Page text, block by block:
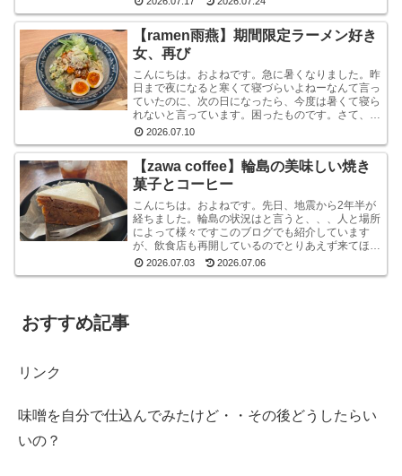
齢？ストレス？？結...
【ramen雨燕】期間限定ラーメン好き
女、再び
こんにちは。およねです。急に暑くなりました。昨
日まで夜になると寒くて寝づらいよねーなんて言っ
ていたのに、次の日になったら、今度は暑くて寝ら
れないと言っています。困ったものです。さて、先
日金沢へ行ったとき、ひさしぶりにひとりラーメン
を堪能して...
2026.07.10
【zawa coffee】輪島の美味しい焼き
菓子とコーヒー
こんにちは。およねです。先日、地震から2年半が
経ちました。輪島の状況はと言うと、、、人と場所
によって様々ですこのブログでも紹介しています
が、飲食店も再開しているのでとりあえず来てほし
いです。宿泊施設は少な目ですが、、、参考サイト
あとコンビニ...
2026.07.03 2026.07.06
おすすめ記事
リンク
味噌を自分で仕込んでみたけど・・その後どうしたらい
いの？